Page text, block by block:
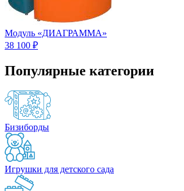
Модуль «ДИАГРАММА»
38 100 ₽
Популярные категории
Бизиборды
Игрушки для детского сада